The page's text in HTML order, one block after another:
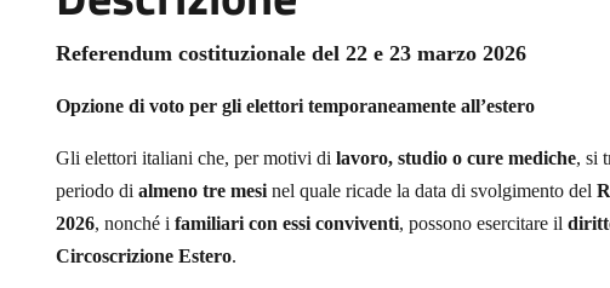
Referendum costituzionale del 22 e 23 marzo 2026
Opzione di voto per gli elettori temporaneamente all’estero
Gli elettori italiani che, per motivi di lavoro, studio o cure mediche, si
periodo di almeno tre mesinel quale ricade la data di svolgimento del
2026, nonché i familiari con essi conviventi, possono esercitare il
Circoscrizione Estero.